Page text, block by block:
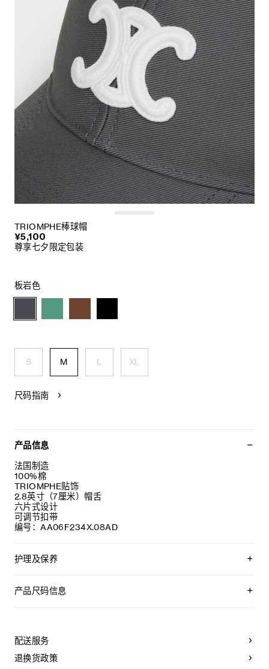
TRIOMPHE棒球帽
¥5,100
尊享七夕限定包装
板岩色
S M L XL
尺码指南
产品信息
法国制造
100%棉
TRIOMPHE贴饰
2.8英寸（7厘米）帽舌
六片式设计
可调节扣带
编号：AA06F234X.08AD
护理及保养
仅使用不含漂白剂的洗衣产品。
产品尺码信息
尺码XL:头围58-62
产品信息因人工测量,生产批次等因素可能造成误差,仅参考
配送服务
退换货政策